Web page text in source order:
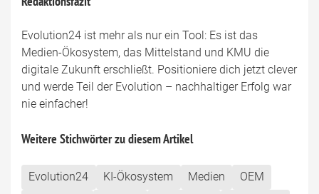
Evolution24 ist mehr als nur ein Tool: Es ist das
Medien-Ökosystem, das Mittelstand und KMU die
digitale Zukunft erschließt. Positioniere dich jetzt clever
und werde Teil der Evolution – nachhaltiger Erfolg war
nie einfacher!
Weitere Stichwörter zu diesem Artikel
Evolution24 KI-Ökosystem Medien
OEM